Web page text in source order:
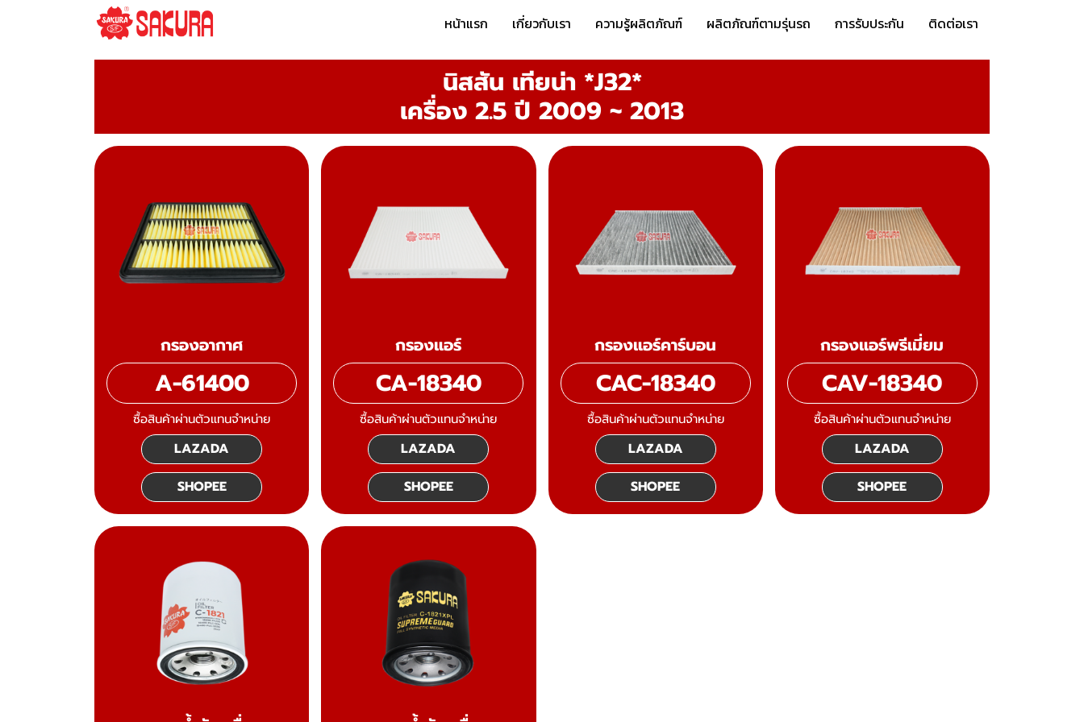
หน้าแรก เกี่ยวกับเรา ความรู้ผลิตภัณฑ์ ผลิตภัณฑ์ตามรุ่นรถ การรับประกัน ติดต่อเรา
นิสสัน เทียน่า *J32*
เครื่อง 2.5 ปี 2009 ~ 2013
กรองอากาศ
A-61400
ซื้อสินค้าผ่านตัวแทนจำหน่าย
LAZADA
SHOPEE
กรองแอร์
CA-18340
ซื้อสินค้าผ่านตัวแทนจำหน่าย
LAZADA
SHOPEE
กรองแอร์คาร์บอน
CAC-18340
ซื้อสินค้าผ่านตัวแทนจำหน่าย
LAZADA
SHOPEE
กรองแอร์พรีเมี่ยม
CAV-18340
ซื้อสินค้าผ่านตัวแทนจำหน่าย
LAZADA
SHOPEE